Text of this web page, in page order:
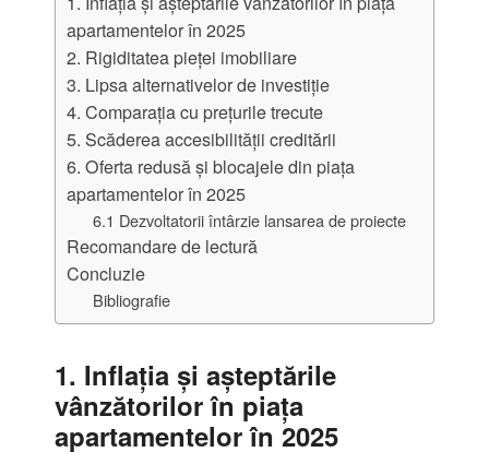
apartamentelor în 2025
2. Rigiditatea pieței imobiliare
3. Lipsa alternativelor de investiție
4. Comparația cu prețurile trecute
5. Scăderea accesibilității creditării
6. Oferta redusă și blocajele din piața
apartamentelor în 2025
6.1 Dezvoltatorii întârzie lansarea de proiecte
Recomandare de lectură
Concluzie
Bibliografie
1. Inflația și așteptările
vânzătorilor în piața
apartamentelor în 2025